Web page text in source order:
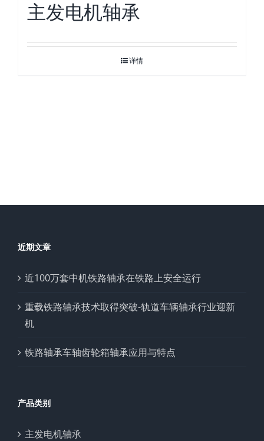
主发电机轴承
详情
近期文章
近100万套中机铁路轴承在铁路上安全运行
重载铁路轴承技术取得突破-轨道车辆轴承行业迎新
机
铁路轴承车轴齿轮箱轴承应用与特点
产品类别
主发电机轴承